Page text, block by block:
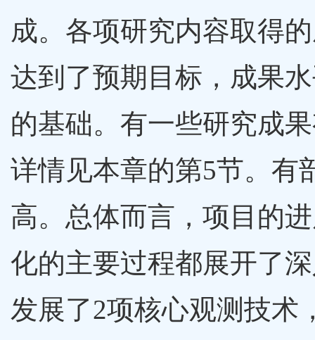
成。各项研究内容取得
达到了预期目标，成果
的基础。有一些研究成
详情见本章的第5节。有
高。总体而言，项目的
化的主要过程都展开了
发展了2项核心观测技术